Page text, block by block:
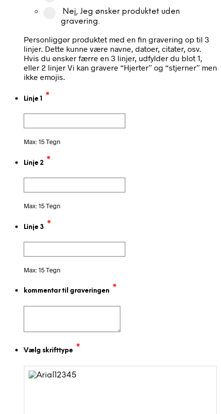
Nej, Jeg ønsker produktet uden
gravering.
Personliggør produktet med en fin gravering op til 3
linjer. Dette kunne være navne, datoer, citater, osv.
Hvis du ønsker færre en 3 linjer, udfylder du blot 1,
eller 2 linjer Vi kan gravere “Hjerter” og “stjerner” men
ikke emojis.
Linje 1 *
Max: 15 Tegn
Linje 2 *
Max: 15 Tegn
Linje 3 *
Max: 15 Tegn
kommentar til graveringen *
Vælg skrifttype *